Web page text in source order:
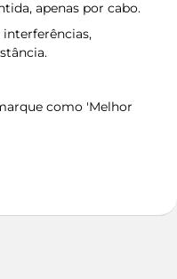
apenas por cabo.
como 'Melhor